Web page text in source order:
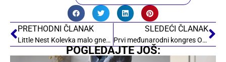
PRETHODNI ČLANAK
Little Nest Kolevka malo gnezdo
SLEDEĆI ČLANAK
Prvi međunarodni kongres ODRŽIVA ARHITEKTURA – ENERGETSKA EFIKASNOST
POGLEDAJTE JOŠ: